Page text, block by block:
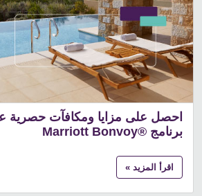
احصل على مزايا ومكافآت حصرية
برنامج Marriott Bonvoy®
اقرأ المزيد »